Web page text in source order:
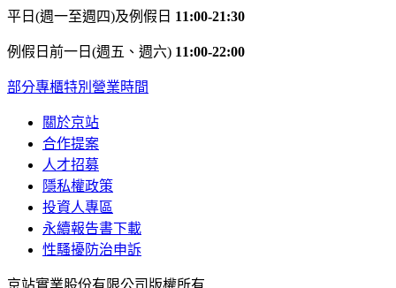
平日(週一至週四)及例假日 11:00-21:30
例假日前一日(週五、週六) 11:00-22:00
部分專櫃特別營業時間
關於京站
合作提案
人才招募
隱私權政策
投資人專區
永續報告書下載
性騷擾防治申訴